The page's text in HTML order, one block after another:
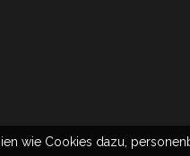
wie Cookies dazu,